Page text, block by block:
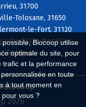
Biocoop utilise
optimale du site, pour
trafic et la performance
en toute
à tout moment en
pour vous ?
31700
Tolosane, 31650
le-Fort, 31120
31320 Mervilla,
Rebigue
Biocoop
2026